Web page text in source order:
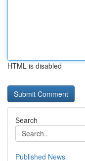
HTML is disabled
Search
Published News